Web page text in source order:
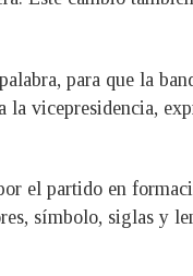
para que la
vicepresidencia,
el partido en
símbolo, siglas y